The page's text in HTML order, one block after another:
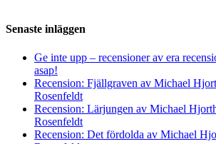
Senaste inläggen
Ge inte upp – recensioner av era
asap!
Recension: Fjällgraven av Michael
Rosenfeldt
Recension: Lärjungen av Michael
Rosenfeldt
Recension: Det fördolda av Michael